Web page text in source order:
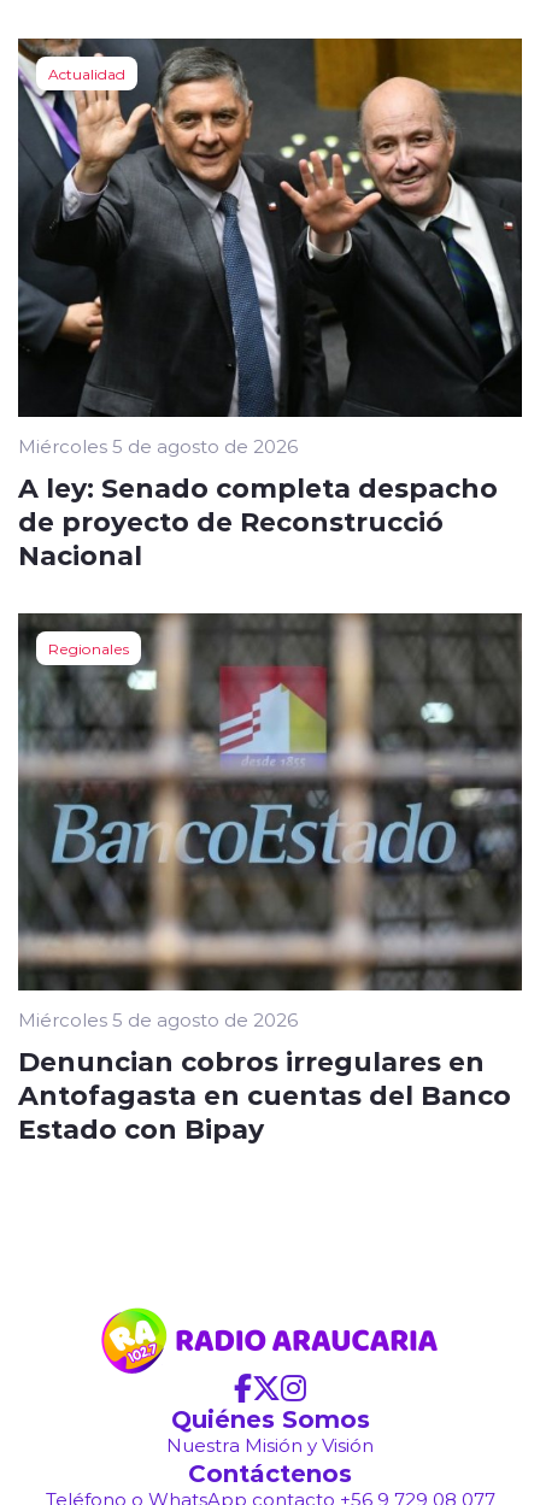
Actualidad
Miércoles 5 de agosto de 2026
A ley: Senado completa despacho
de proyecto de Reconstrucció
Nacional
Regionales
Miércoles 5 de agosto de 2026
Denuncian cobros irregulares en
Antofagasta en cuentas del Banco
Estado con Bipay
Quiénes Somos
Nuestra Misión y Visión
Contáctenos
Teléfono o WhatsApp contacto +56 9 729 08 077